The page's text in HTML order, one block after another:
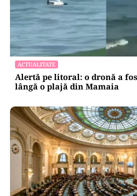
ACTUALITATE
Alertă pe litoral: o dronă a
lângă o plajă din Mamaia